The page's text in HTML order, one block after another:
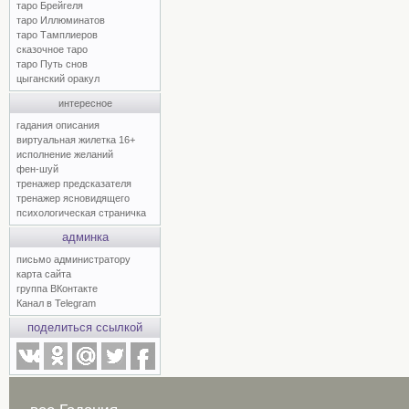
таро Брейгеля
таро Иллюминатов
таро Тамплиеров
сказочное таро
таро Путь снов
цыганский оракул
интересное
гадания описания
виртуальная жилетка 16+
исполнение желаний
фен-шуй
тренажер предсказателя
тренажер ясновидящего
психологическая страничка
админка
письмо администратору
карта сайта
группа ВКонтакте
Канал в Telegram
поделиться ссылкой